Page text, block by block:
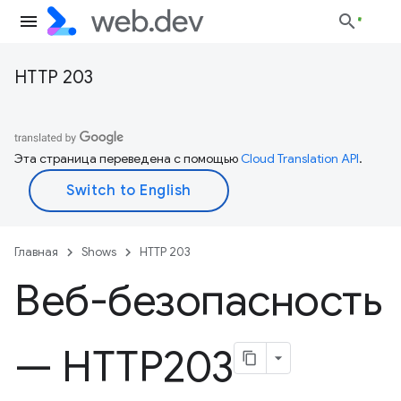
HTTP 203
Эта страница переведена с помощьюCloud Translation API.
Главная Shows HTTP 203
Веб-безопасность
— HTTP203